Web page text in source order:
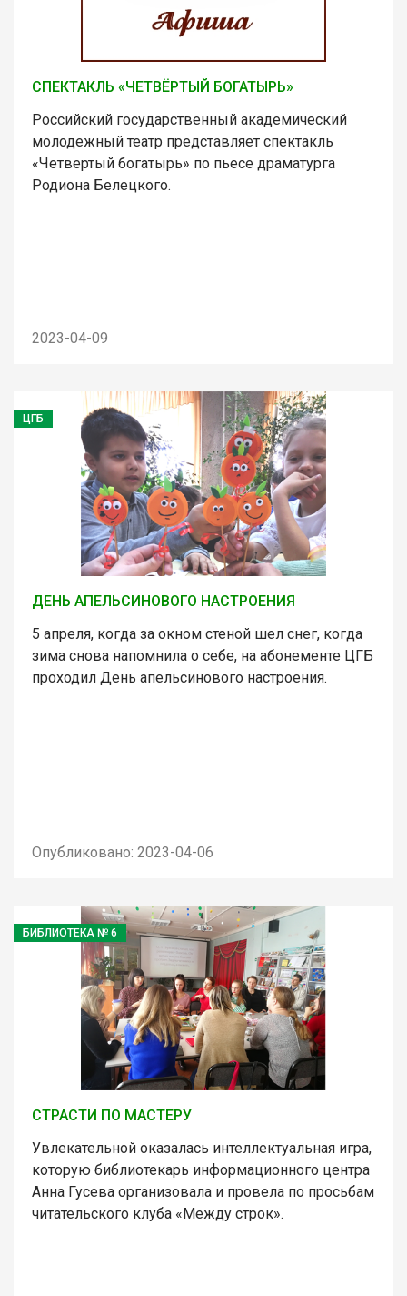
СПЕКТАКЛЬ «ЧЕТВЁРТЫЙ БОГАТЫРЬ»
Российский государственный академический
молодежный театр представляет спектакль
«Четвертый богатырь» по пьесе драматурга
Родиона Белецкого.
2023-04-09
ЦГБ
ДЕНЬ АПЕЛЬСИНОВОГО НАСТРОЕНИЯ
5 апреля, когда за окном стеной шел снег, когда
зима снова напомнила о себе, на абонементе ЦГБ
проходил День апельсинового настроения.
Опубликовано: 2023-04-06
БИБЛИОТЕКА № 6
СТРАСТИ ПО МАСТЕРУ
Увлекательной оказалась интеллектуальная игра,
которую библиотекарь информационного центра
Анна Гусева организовала и провела по просьбам
читательского клуба «Между строк».